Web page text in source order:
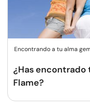
Encontrando a tu alma
¿Has encontrado
Flame?